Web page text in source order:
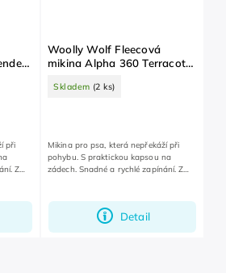
při
Z
Woolly Wolf Fleecová
mikina Alpha 360 Terracotta
Skladem (2 ks)
Detail
Mikina pro psa, která nepřekáží při
pohybu. S praktickou kapsou na
zádech. Snadné a rychlé zapínání. Z